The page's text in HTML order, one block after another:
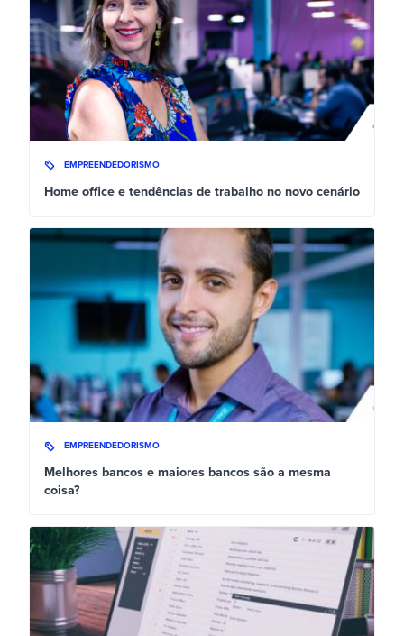
EMPREENDEDORISMO
Home office e tendências de trabalho no novo cenário
EMPREENDEDORISMO
Melhores bancos e maiores bancos são a mesma
coisa?